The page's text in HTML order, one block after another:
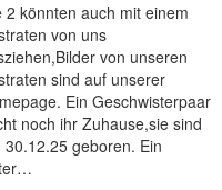
2 könnten auch mit einem
von uns
von unseren
sind auf unserer
Ein Geschwisterpaar
noch ihr Zuhause,sie sind
30.12.25 geboren. Ein